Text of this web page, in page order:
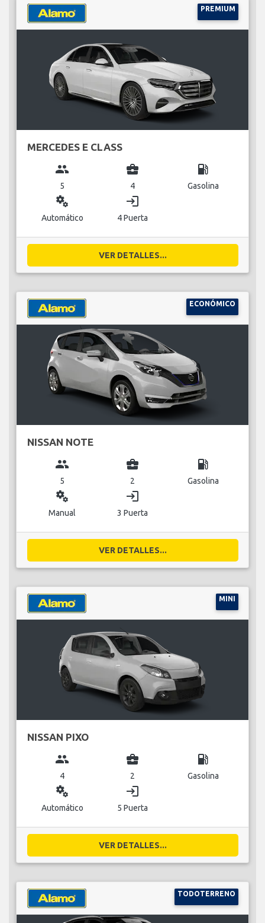
PREMIUM
MERCEDES E CLASS
group
5
business_center
4
local_gas_station
Gasolina
miscellaneous_services
Automático
login
4 Puerta
VER DETALLES...
ECONÓMICO
NISSAN NOTE
group
5
business_center
2
local_gas_station
Gasolina
miscellaneous_services
Manual
login
3 Puerta
VER DETALLES...
MINI
NISSAN PIXO
group
4
business_center
2
local_gas_station
Gasolina
miscellaneous_services
Automático
login
5 Puerta
VER DETALLES...
TODOTERRENO